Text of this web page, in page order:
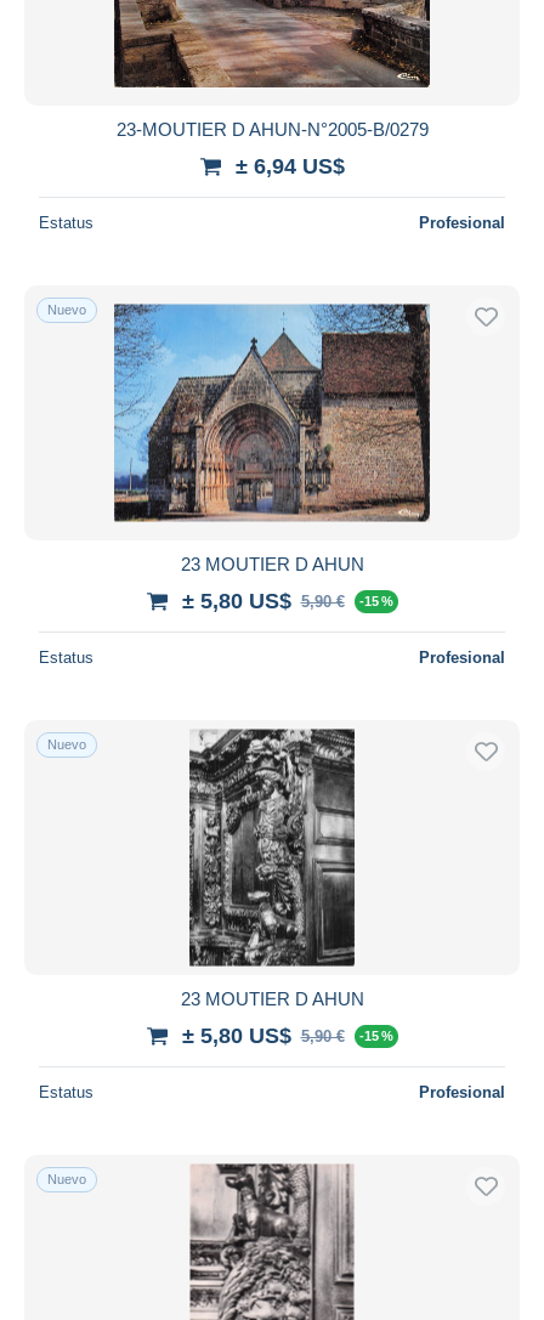
23-MOUTIER D AHUN-N°2005-B/0279
± 6,94 US$
Estatus Profesional
Nuevo
23 MOUTIER D AHUN
± 5,80 US$ 5,90 € -15 %
Estatus Profesional
Nuevo
23 MOUTIER D AHUN
± 5,80 US$ 5,90 € -15 %
Estatus Profesional
Nuevo